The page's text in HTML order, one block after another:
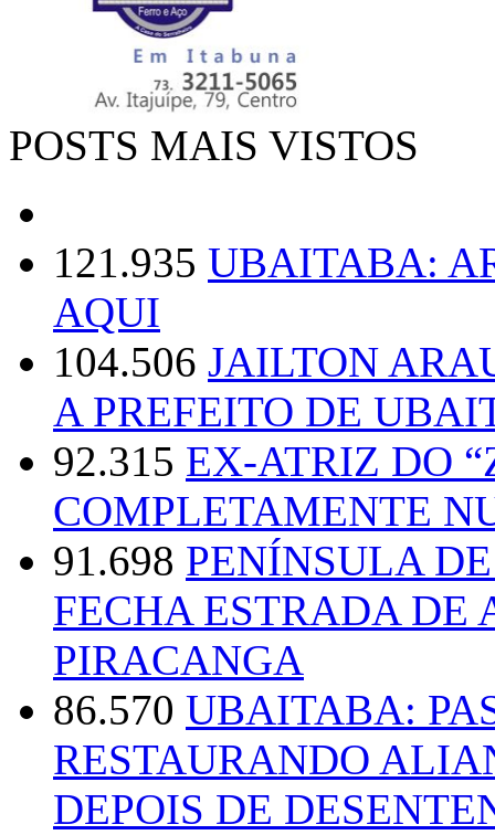
POSTS MAIS VISTOS
121.935 UBAITABA:
AQUI
104.506 JAILTON
A PREFEITO DE
92.315 EX-ATRIZ DO
COMPLETAMENTE
91.698 PENÍNSULA
FECHA ESTRADA DE
PIRACANGA
86.570 UBAITABA:
RESTAURANDO
DEPOIS DE